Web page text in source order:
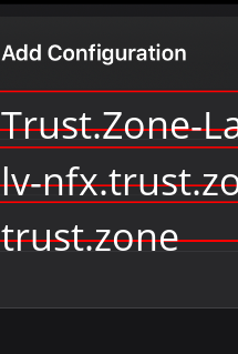
Trust.Zone-
lv-
trust.zone